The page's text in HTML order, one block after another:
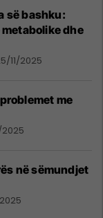
së bashku:
dhe
11/2025
me
2025
në sëmundjet